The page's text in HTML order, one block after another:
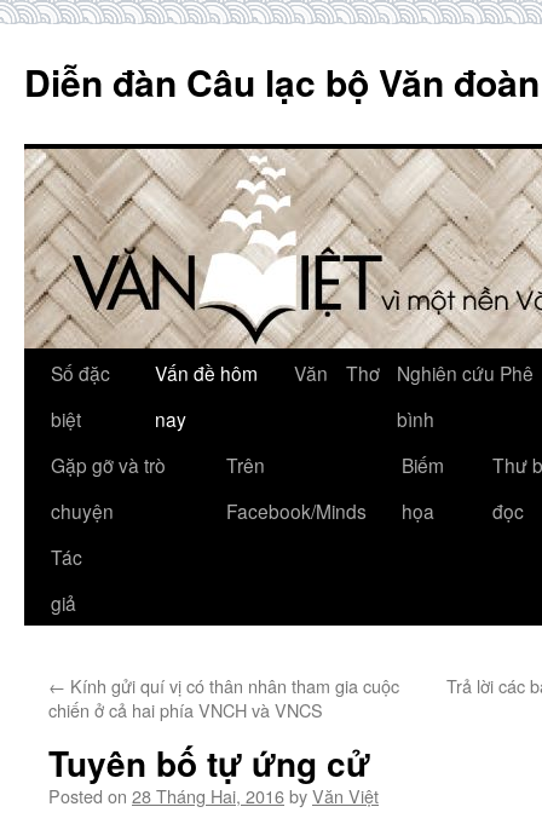
content
Diễn đàn Câu lạc bộ Văn
Số đặc
biệt
Vấn đề hôm
nay
Văn Thơ
Nghiên cứu Phê
bình
Gặp gỡ và trò
chuyện
Trên
Facebook/Minds
Biếm
họa
Thư
đọc
Tác
giả
← Kính gửi quí vị có thân nhân tham gia cuộc
chiến ở cả hai phía VNCH và VNCS
Trả lời các
Tuyên bố tự ứng cử
Posted on 28 Tháng Hai, 2016byVăn Việt